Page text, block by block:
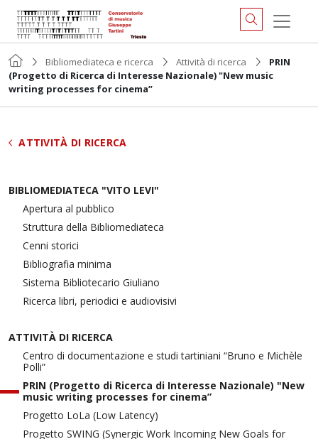
Bibliomediateca e ricerca Attività di ricerca
PRIN
(Progetto di Ricerca di Interesse Nazionale) "New music
writing processes for cinema”
ATTIVITÀ DI RICERCA
BIBLIOMEDIATECA "VITO LEVI"
Apertura al pubblico
Struttura della Bibliomediateca
Cenni storici
Bibliografia minima
Sistema Bibliotecario Giuliano
Ricerca libri, periodici e audiovisivi
ATTIVITÀ DI RICERCA
Centro di documentazione e studi tartiniani “Bruno e Michèle
Polli”
PRIN (Progetto di Ricerca di Interesse Nazionale) "New
music writing processes for cinema”
Progetto LoLa (Low Latency)
Progetto SWING (Synergic Work Incoming New Goals for